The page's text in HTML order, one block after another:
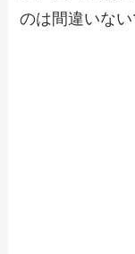
のは間違いない